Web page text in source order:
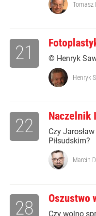
Tomasz
© Henryk
21
Henryk
Naczelnik
Czy
Piłsudskim?
22
Marcin
Oszustwo
Czy wolno
28